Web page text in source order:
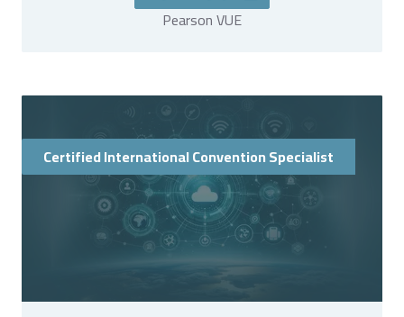
Pearson VUE
Certified International Convention Specialist